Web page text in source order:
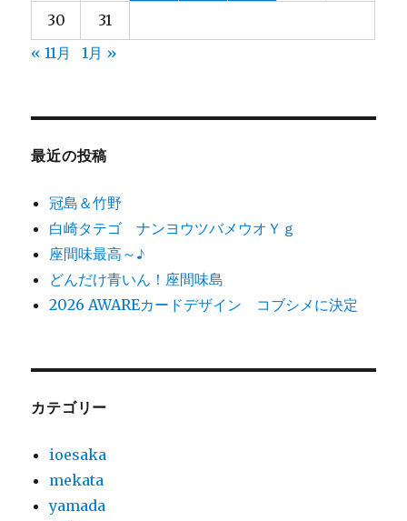
30
31
« 11月
1月 »
最近の投稿
冠島＆竹野
白崎タテゴ ナンヨウツバメウオＹｇ
座間味最高～♪
どんだけ青いん！座間味島
2026 AWAREカードデザイン コブシメに決定
カテゴリー
ioesaka
mekata
yamada